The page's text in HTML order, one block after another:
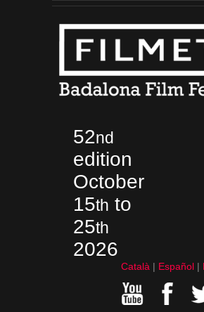
52nd
edition
October
15th to
25th
2026
Català Español